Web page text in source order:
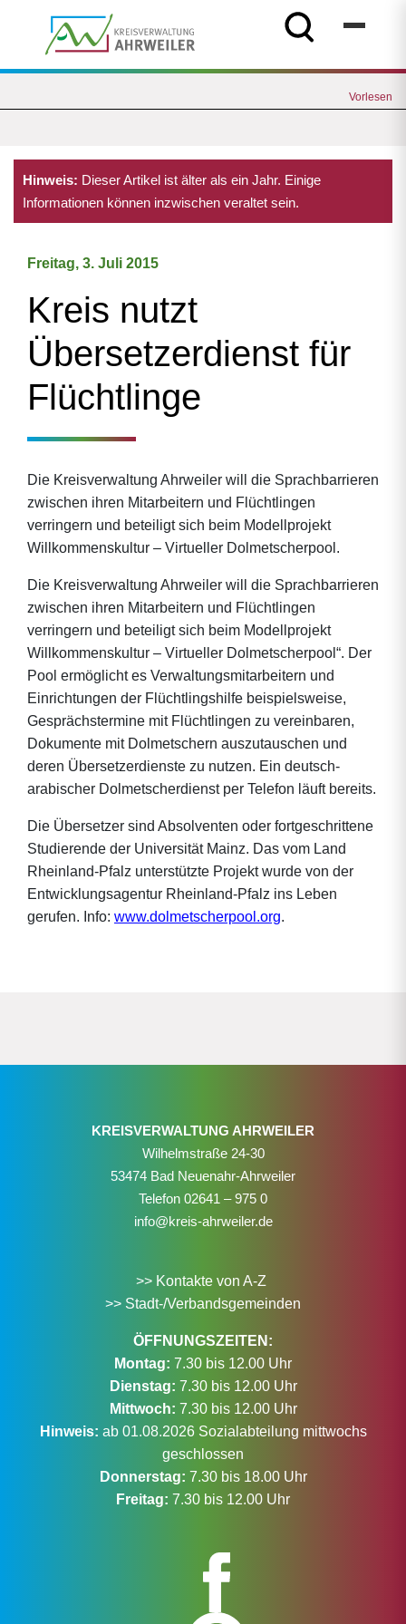
Vorlesen
Hinweis: Dieser Artikel ist älter als ein Jahr. Einige
Informationen können inzwischen veraltet sein.
Freitag, 3. Juli 2015
Kreis nutzt
Übersetzerdienst für
Flüchtlinge
Die Kreisverwaltung Ahrweiler will die Sprachbarrieren
zwischen ihren Mitarbeitern und Flüchtlingen
verringern und beteiligt sich beim Modellprojekt
Willkommenskultur – Virtueller Dolmetscherpool.
Die Kreisverwaltung Ahrweiler will die Sprachbarrieren
zwischen ihren Mitarbeitern und Flüchtlingen
verringern und beteiligt sich beim Modellprojekt
Willkommenskultur – Virtueller Dolmetscherpool“. Der
Pool ermöglicht es Verwaltungsmitarbeitern und
Einrichtungen der Flüchtlingshilfe beispielsweise,
Gesprächstermine mit Flüchtlingen zu vereinbaren,
Dokumente mit Dolmetschern auszutauschen und
deren Übersetzerdienste zu nutzen. Ein deutsch-
arabischer Dolmetscherdienst per Telefon läuft bereits.
Die Übersetzer sind Absolventen oder fortgeschrittene
Studierende der Universität Mainz. Das vom Land
Rheinland-Pfalz unterstützte Projekt wurde von der
Entwicklungsagentur Rheinland-Pfalz ins Leben
gerufen. Info: www.dolmetscherpool.org.
KREISVERWALTUNG AHRWEILER
Wilhelmstraße 24-30
53474 Bad Neuenahr-Ahrweiler
Telefon 02641 – 975 0
info@kreis-ahrweiler.de
>> Kontakte von A-Z
>> Stadt-/Verbandsgemeinden
ÖFFNUNGSZEITEN:
Montag: 7.30 bis 12.00 Uhr
Dienstag: 7.30 bis 12.00 Uhr
Mittwoch: 7.30 bis 12.00 Uhr
Hinweis: ab 01.08.2026 Sozialabteilung mittwochs
geschlossen
Donnerstag: 7.30 bis 18.00 Uhr
Freitag: 7.30 bis 12.00 Uhr